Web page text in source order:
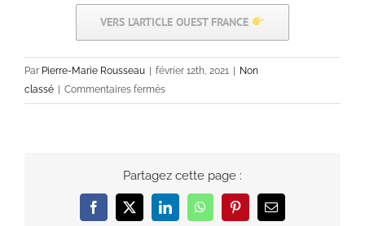
VERS L’ARTICLE OUEST FRANCE
Par Pierre-Marie Rousseau février 12th, 2021
Non
classé
Commentaires ferméssur
Direction
Partagez cette page :
Facebook
X LinkedInWhatsAppPinterestEmail